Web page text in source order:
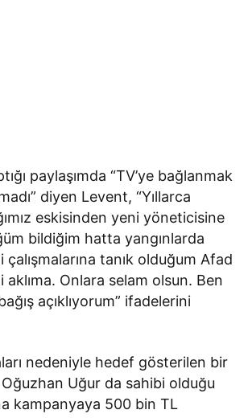
paylaşımda “TV’ye bağlanmak
diyen Levent, “Yıllarca
eskisinden yeni yöneticisine
bildiğim hatta yangınlarda
tanık olduğum Afad
aklıma. Onlara selam olsun. Ben
açıklıyorum” ifadelerini
nedeniyle hedef gösterilen bir
Uğur da sahibi olduğu
kampanyaya 500 bin TL